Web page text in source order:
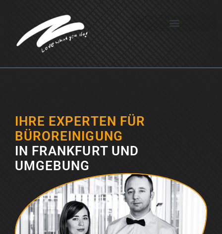
Inhalt
springen
IHRE EXPERTEN FÜR
BÜROREINIGUNG
IN FRANKFURT UND
UMGEBUNG